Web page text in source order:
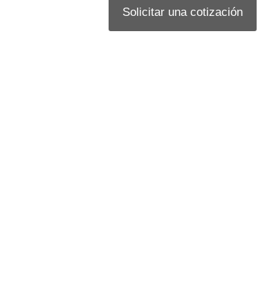
Solicitar una cotización